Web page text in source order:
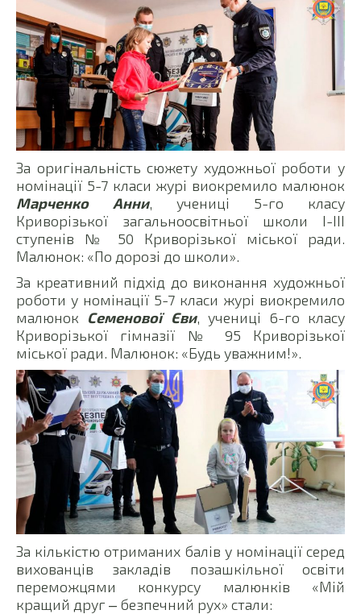
За оригінальність сюжету художньої роботи у
номінації 5-7 класи журі виокремило малюнок
Марченко Анни, учениці 5-го класу
Криворізької загальноосвітньої школи І-ІІІ
ступенів № 50 Криворізької міської ради.
Малюнок: «По дорозі до школи».
За креативний підхід до виконання художньої
роботи у номінації 5-7 класи журі виокремило
малюнок Семенової Єви, учениці 6-го класу
Криворізької гімназії № 95 Криворізької
міської ради. Малюнок: «Будь уважним!».
За кількістю отриманих балів у номінації серед
вихованців закладів позашкільної освіти
переможцями конкурсу малюнків «Мій
кращий друг ‒ безпечний рух» стали: